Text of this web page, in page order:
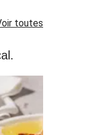
toutes